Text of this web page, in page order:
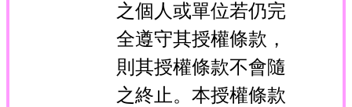
之個人或單位若仍完
全遵守其授權條款，
則其授權條款不會隨
之終止。本授權條款